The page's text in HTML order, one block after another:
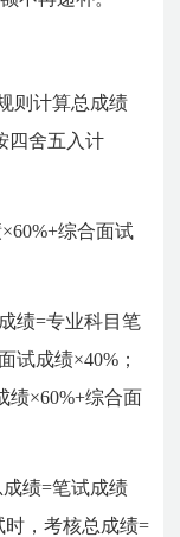
则计算总成绩
四舍五入计
综合面试
绩=专业科目笔
试成绩×40%；
绩×60%+综合面
绩=笔试成绩
时，考核总成绩=